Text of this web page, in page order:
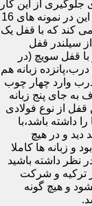
از این کار
از قفل مولتی سیستم استفاده می شود که این در نمونه های 16
می کند که با قفل یک
سیلندر قفل
قفل سویچ (در
درب،پانزده زبانه هم
وارد چهار چوب
در هر طرف به جای پنج زبانه
قفل از نوع فولادی
داشته باشد،با
و در هیچ
و زبانه ها کاملا
نظر داشته باشید
ترکیه و شرکت
و هیچ گونه